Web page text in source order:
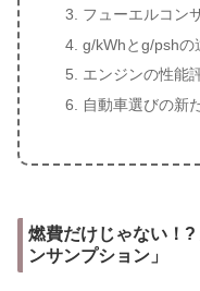
フューエルコン
g/kWhとg/pshの
エンジンの性能
自動車選びの新
燃費だけじゃない！
ンサンプション」